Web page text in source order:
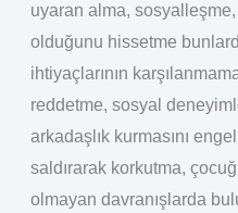
uyaran alma, sosyalleşme,
olduğunu hissetme
ihtiyaçlarının
reddetme, sosyal
arkadaşlık kurmasını
saldırarak korkutma,
olmayan davranışlarda